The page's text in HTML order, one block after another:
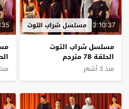
2:10:37 مسلسل شراب التوت
مسلسل شراب التوت
الحلقة 78 مترجم
منذ 3 أشهر منذ 3 أشهر